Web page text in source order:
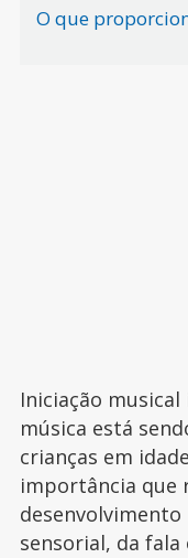
O que
Iniciação
música está
crianças em
importância que
sensorial, da